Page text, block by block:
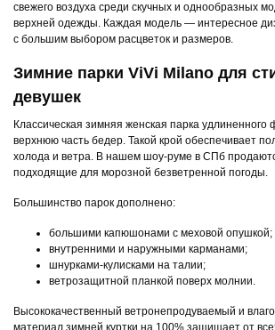
свежего воздуха среди скучных и однообразных
верхней одежды. Каждая модель — интересное
с большим выбором расцветок и размеров.
Зимние парки ViVi Milano для
девушек
Классическая зимняя женская парка
верхнюю часть бедер. Такой крой обеспечивает
холода и ветра. В нашем шоу-руме в СПб
подходящие для морозной безветренной погоды.
Большинство парок дополнено:
большими капюшонами с меховой опушкой;
внутренними и наружными карманами;
шнурками-кулисками на талии;
ветрозащитной планкой поверх молнии.
Высококачественный ветронепродуваемый и